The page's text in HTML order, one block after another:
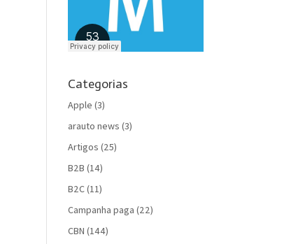
Categorias
Apple (3)
arauto news (3)
Artigos (25)
B2B (14)
B2C(11)
Campanha paga (22)
CBN (144)